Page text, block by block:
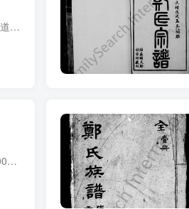
族谱简介 广东中山香山平岚郑氏族谱，记事至清道光年间，1册。稿本，30余页，册尾约6页部分缺损。始祖郑允中，号栢峰，宋代人。始迁祖郑銕山，由新安分居于香山谷字都平岚乡。 族谱部分预览 电...
世谱简介 山东淄博张店区郑氏世谱，荥阳堂，2008年郑栋文、郑保田等纂修，1册。90余页。始祖郑仲友，世居山东高密里仙庄，明洪武二年随母徙居新城（今桓台）北营。始迁祖十一世郑宗玖，迁居张店...